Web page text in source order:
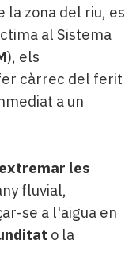
la zona del riu, es
al Sistema
), els
càrrec del ferit
a un
extremar les
fluvial,
se a l'aigua en
o la